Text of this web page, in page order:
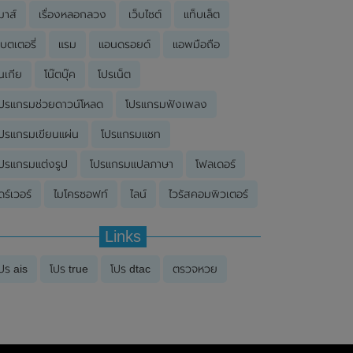
าส์ เรื่องหลอกลวง เว็บไซต์ แท็บเล็ต
ตเตอรี่ แรม แอนดรอยด์ แอพมือถือ
เกีย โน๊ตบุ๊ค โปรเน็ต
รแกรมช่วยดาวน์โหลด โปรแกรมฟังเพลง
รแกรมเขียนแผ่น โปรแกรมแชท
รแกรมแต่งรูป โปรแกรมแปลภาษา โฟลเดอร์
ร์เวอร์ ไมโครซอฟท์ ไลน์ ไวรัสคอมพิวเตอร์
Links
ร ais โปร true โปร dtac ตรวจหวย